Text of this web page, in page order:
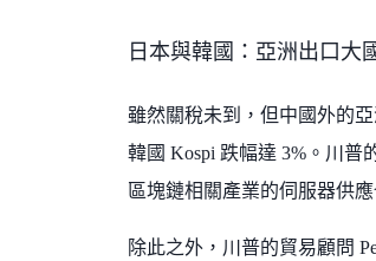
日本與韓國：亞洲出口大
雖然關稅未到，但中國外的
韓國 Kospi 跌幅達 3%。川普
區塊鏈相關產業的伺服器供
除此之外，川普的貿易顧問